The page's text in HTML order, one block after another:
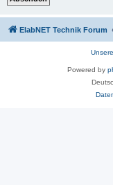
ElabNET Technik Forum
Powered by